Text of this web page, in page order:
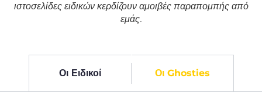
ιστοσελίδες ειδικών κερδίζουν αμοιβές παραπομπής από
εμάς.
Οι Ειδικοί Οι Ghosties